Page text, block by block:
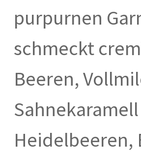
purpurnen
schmeckt
Beeren,
Heidelbeeren,